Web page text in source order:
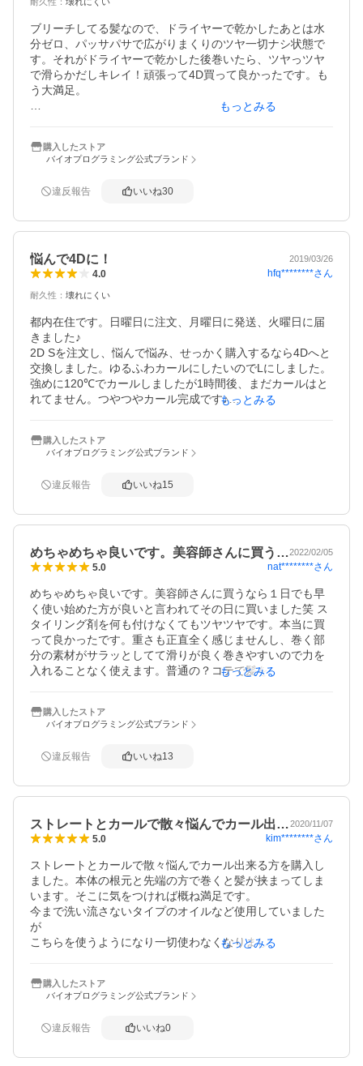
ブリーチしてる髪なので、ドライヤーで乾かしたあとは水
分ゼロ、パッサパサで広がりまくりのツヤ一切ナシ状態で
す。それがドライヤーで乾かした後巻いたら、ツヤっツヤ
で滑らかだしキレイ！頑張って4D買って良かったです。も
う大満足。
カールもちます。ちなみにLですが、ガッツリ巻けるしスプ
レーなどかけなくても全っ然もちます。胸までのロング、
がいいのかもしれません。こんな髪質の人には本当にオス
もっとみる
購入したストア
バイオプログラミング公式ブランド
違反報告 いいね30
悩んで4Dに！ 2019/03/26
4.0 hfq********さん
耐久性 ： 壊れにくい
都内在住です。日曜日に注文、月曜日に発送、火曜日に届
きました♪
2D Sを注文し、悩んで悩み、せっかく購入するなら4Dへと
交換しました。ゆるふわカールにしたいのでLにしました。
強めに120℃でカールしましたが1時間後、まだカールはと
れてません。つやつやカール完成です♪
ちなみに私は、細い猫毛タイプで、縮毛かけて2週間です
が、細いししくせ毛質なのでカールがつきやすいのだとお
もっとみる
購入したストア
バイオプログラミング公式ブランド
違反報告 いいね15
めちゃめちゃ良いです。美容師さんに買う…2022/02/05
5.0 nat********さん
めちゃめちゃ良いです。美容師さんに買うなら１日でも早
く使い始めた方が良いと言われてその日に買いました笑 ス
タイリング剤を何も付けなくてもツヤツヤです。本当に買
って良かったです。重さも正直全く感じませんし、巻く部
分の素材がサラッとしてて滑りが良く巻きやすいので力を
入れることなく使えます。普通の？コテで髪を痛ませるよ
もっとみる
購入したストア
バイオプログラミング公式ブランド
違反報告 いいね13
ストレートとカールで散々悩んでカール出…2020/11/07
5.0 kim********さん
ストレートとカールで散々悩んでカール出来る方を購入し
ました。本体の根元と先端の方で巻くと髪が挟まってしま
います。そこに気をつければ概ね満足です。
今まで洗い流さないタイプのオイルなど使用していました
が
こちらを使うようになり一切使わなくなりましたが
で
そちらの効果の方が高いのかもと思っています。
もっとみる
購入したストア
バイオプログラミング公式ブランド
違反報告 いいね0